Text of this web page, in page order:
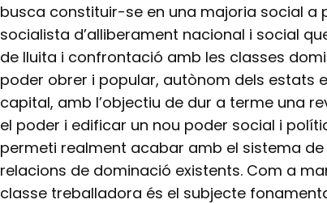
busca constituir-se en una majoria social a
socialista d’alliberament nacional i social
de lluita i confrontació amb les classes
poder obrer i popular, autònom dels estats
capital, amb l’objectiu de dur a terme una
el poder i edificar un nou poder social i
permeti realment acabar amb el sistema
relacions de dominació existents. Com a
classe treballadora és el subjecte